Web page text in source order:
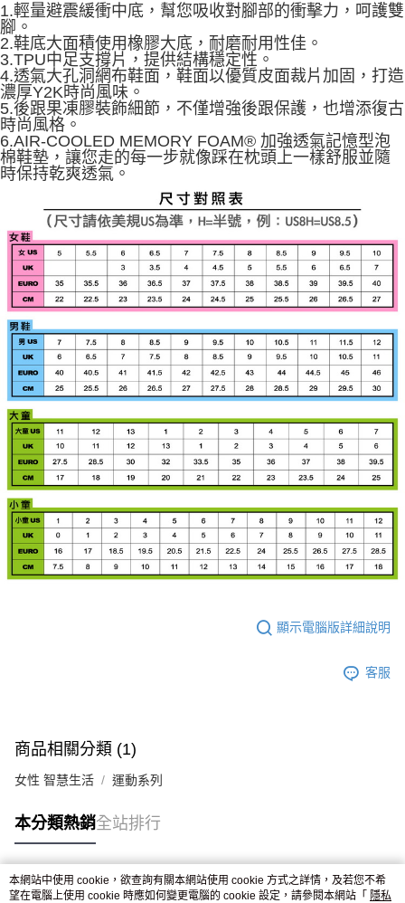
1.輕量避震緩衝中底，幫您吸收對腳部的衝擊力，呵護雙
腳。
2.鞋底大面積使用橡膠大底，耐磨耐用性佳。
3.TPU中足支撐片，提供結構穩定性。
4.透氣大孔洞網布鞋面，鞋面以優質皮面裁片加固，打造
濃厚Y2K時尚風味。
5.後跟果凍膠裝飾細節，不僅增強後跟保護，也增添復古
時尚風格。
6.AIR-COOLED MEMORY FOAM® 加強透氣記憶型泡
棉鞋墊，讓您走的每一步就像踩在枕頭上一樣舒服並隨
時保持乾爽透氣。
顯示電腦版詳細說明
客服
商品相關分類 (1)
女性 智慧生活 運動系列
本分類熱銷全站排行
熱門標籤
本網站中使用 cookie，欲查詢有關本網站使用 cookie 方式之詳情，及若您不希
望在電腦上使用 cookie 時應如何變更電腦的 cookie 設定，請參閱本網站「 隱私